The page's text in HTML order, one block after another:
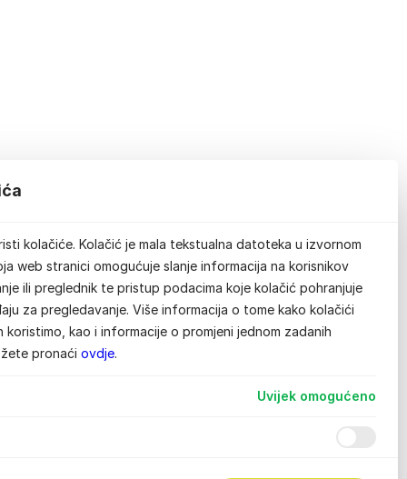
kolačiće. Kolačić je mala tekstualna datoteka u izvornom
web stranici omogućuje slanje informacija na korisnikov
ili preglednik te pristup podacima koje kolačić pohranjuje
za pregledavanje. Više informacija o tome kako kolačići
koristimo, kao i informacije o promjeni jednom zadanih
pronaći ovdje.
Uvijek omogućeno